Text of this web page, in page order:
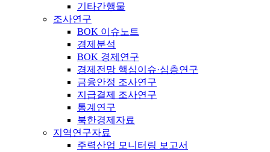
기타간행물
조사연구
BOK 이슈노트
경제분석
BOK 경제연구
경제전망 핵심이슈·심층연구
금융안정 조사연구
지급결제 조사연구
통계연구
북한경제자료
지역연구자료
주력산업 모니터링 보고서